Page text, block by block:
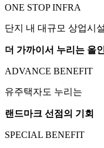
ONE STOP INFRA
단지 내 대규모 상업시
더 가까이서 누리는 올
ADVANCE BENEFIT
유주택자도 누리는
랜드마크 선점의 기회
SPECIAL BENEFIT